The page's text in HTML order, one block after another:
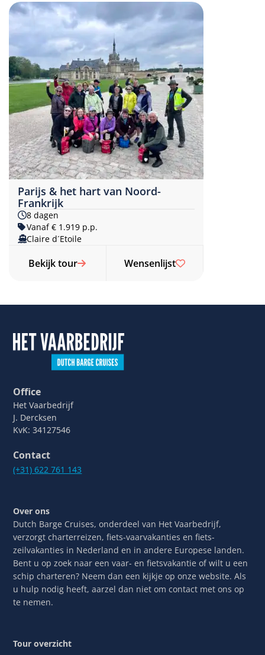
Parijs & het hart van Noord-
Frankrijk
8 dagen
Vanaf € 1.919 p.p.
Claire d´Etoile
Bekijk tour Wensenlijst
Office
Het Vaarbedrijf
J. Dercksen
KvK: 34127546
Contact
(+31) 622 761 143
Over ons
Dutch Barge Cruises, onderdeel van Het Vaarbedrijf,
verzorgt charterreizen, fiets-vaarvakanties en fiets-
zeilvakanties in Nederland en in andere Europese landen.
Bent u op zoek naar een vaar- en fietsvakantie of wilt u een
schip charteren? Neem dan een kijkje op onze website. Als
u hulp nodig heeft, aarzel dan niet om contact met ons op
te nemen.
Tour overzicht